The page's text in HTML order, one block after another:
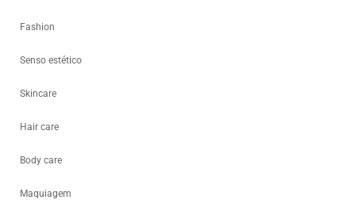
Fashion
Senso estético
Skincare
Hair care
Body care
Maquiagem